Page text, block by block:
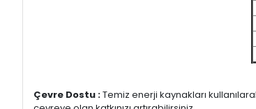
Çevre Dostu :Temiz enerji kaynakları